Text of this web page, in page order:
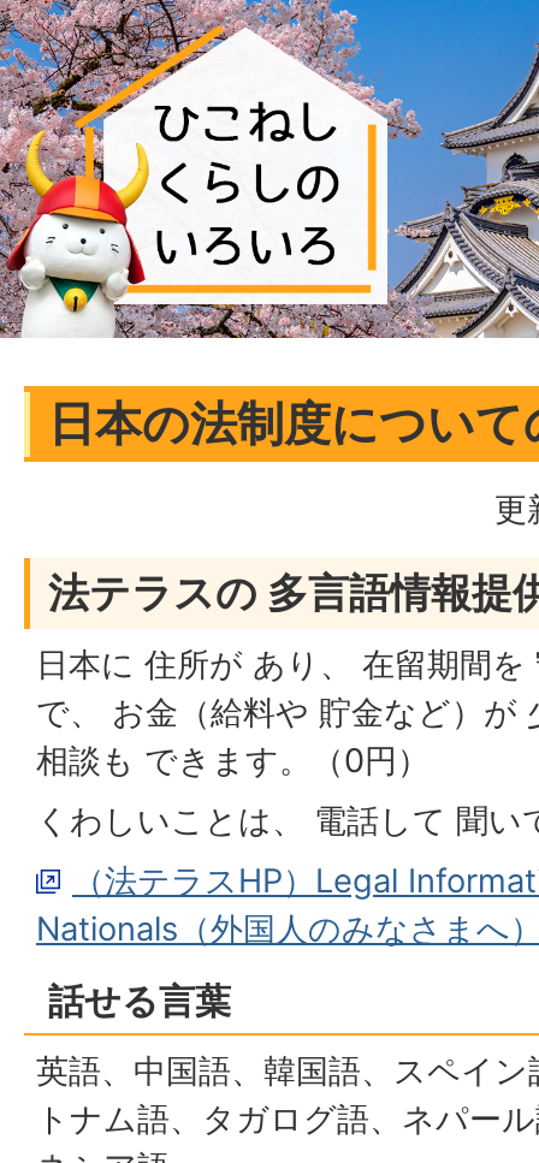
日本の法制度につい
更
法テラスの 多言語情報提
日本に 住所が あり、 在留期間
で、 お金（給料や 貯金など）が
相談も できます。（0円）
くわしいことは、 電話して 聞い
（法テラスHP）Legal
Nationals（外国人のみなさまへ
話せる言葉
英語、中国語、韓国語、スペイ
トナム語、タガログ語、ネパー